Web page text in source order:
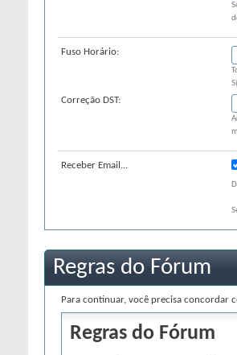
Fuso Horário:
Correção DST:
Receber Email...
Regras do Fórum
Para continuar, você precisa concordar
Regras do Fórum